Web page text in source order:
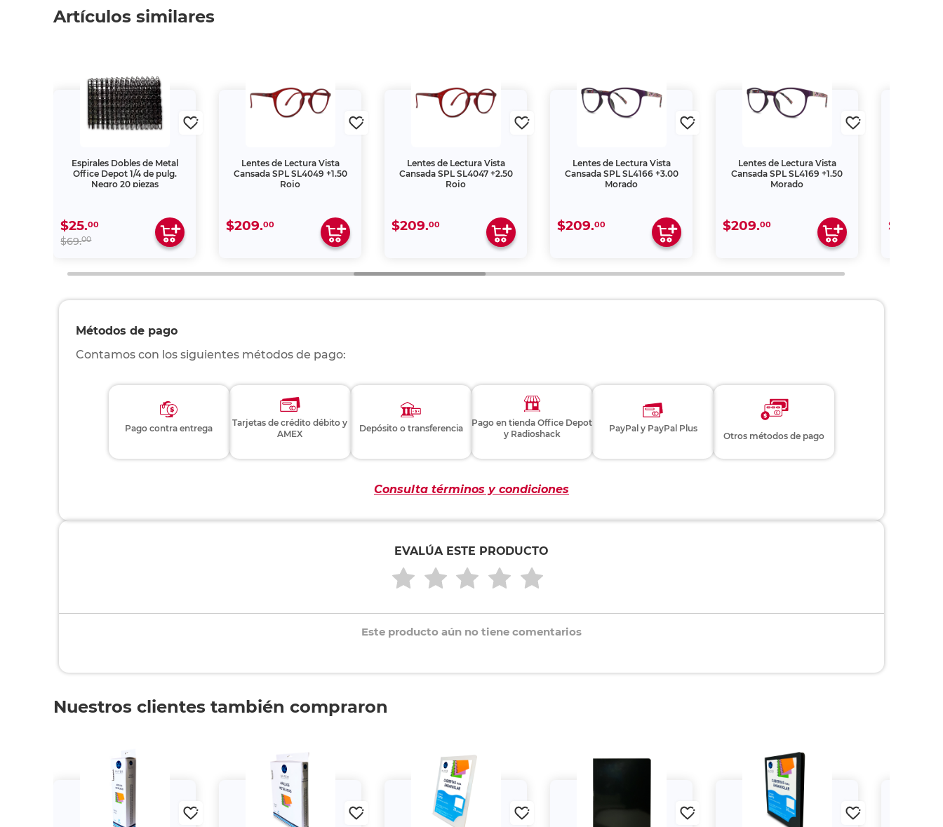
Artículos similares
Espirales Dobles de Metal
Office Depot 1/4 de pulg.
Negro 20 piezas
$25.00
$69.00
Lentes de Lectura Vista
Cansada SPL SL4049 +1.50
Rojo
$209.00
Lentes de Lectura Vista
Cansada SPL SL4047 +2.50
Rojo
$209.00
Lentes de Lectura Vista
Cansada SPL SL4166 +3.00
Morado
$209.00
Lentes de Lectura Vista
Cansada SPL SL4169 +1.50
Morado
$209.00 $209.
Métodos de pago
Contamos con los siguientes métodos de pago:
Pago contra entrega
Tarjetas de crédito débito y
AMEX
Depósito o transferencia
Pago en tienda Office Depot
y Radioshack
PayPal y PayPal Plus
Otros métodos de pago
Consulta términos y condiciones
EVALÚA ESTE PRODUCTO
Este producto aún no tiene comentarios
Nuestros clientes también compraron